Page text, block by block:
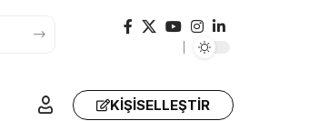
KIŞISELLEŞTIR